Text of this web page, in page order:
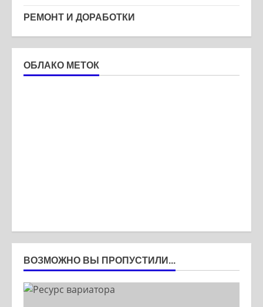
РЕМОНТ И ДОРАБОТКИ
ОБЛАКО МЕТОК
ВОЗМОЖНО ВЫ ПРОПУСТИЛИ...